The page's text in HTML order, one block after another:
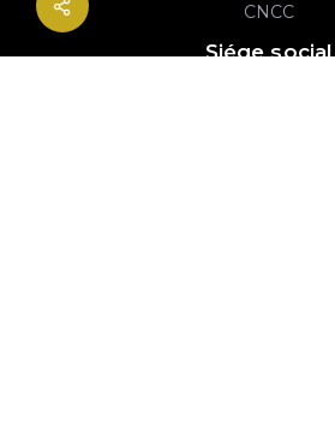
CNCC
Siége social